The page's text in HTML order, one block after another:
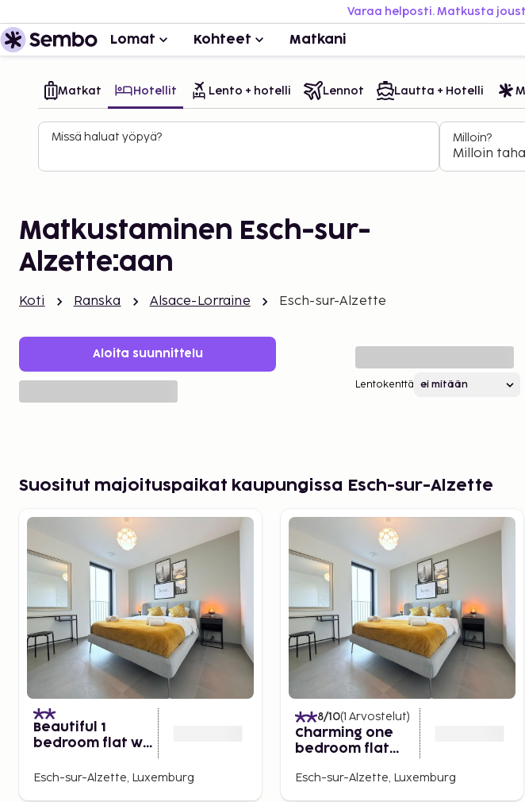
Varaa helposti. Matkusta
Lomat Kohteet Matkani
Matkat Hotellit Lento + hotelli Lennot Lautta + Hotelli
Missä haluat yöpyä? Milloin?
Milloin
Matkustaminen Esch-sur-
Alzette:aan
Koti Ranska Alsace-Lorraine Esch-sur-Alzette
Aloita suunnittelu
Lentokenttä
Suositut majoituspaikat kaupungissa Esch-sur-Alzette
Beautiful 1
bedroom flat w
Esch-sur-Alzette, Luxemburg
8/10(1 Arvostelut)
Charming one
bedroom flat
Esch-sur-Alzette, Luxemburg